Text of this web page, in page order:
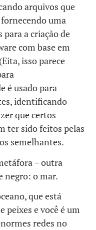
arquivos que
uma
para a criação de
com base em
isso parece
é usado para
identificando
que certos
ter sido feitos pelas
semelhantes.
– outra
negro: o mar.
que está
peixes e você é um
redes no